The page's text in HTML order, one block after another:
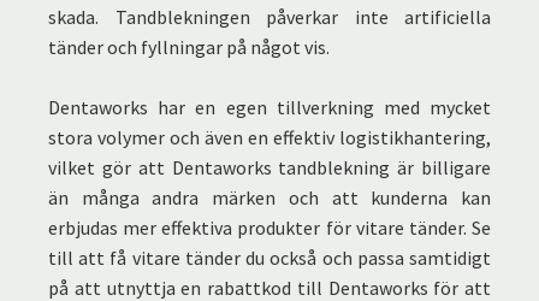
skada. Tandblekningen påverkar inte artificiella
tänder och fyllningar på något vis.
Dentaworks har en egen tillverkning med mycket
stora volymer och även en effektiv logistikhantering,
vilket gör att Dentaworks tandblekning är billigare
än många andra märken och att kunderna kan
erbjudas mer effektiva produkter för vitare tänder. Se
till att få vitare tänder du också och passa samtidigt
på att utnyttja en rabattkod till Dentaworks för att